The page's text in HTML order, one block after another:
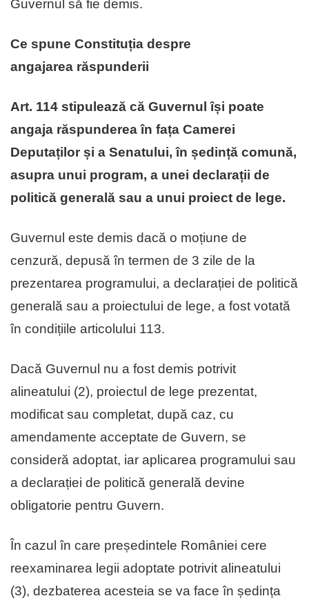
Guvernul să fie demis.
Ce spune Constituția despre
angajarea răspunderii
Art. 114 stipulează că Guvernul își poate
angaja răspunderea în fața Camerei
Deputaților și a Senatului, în ședință comună,
asupra unui program, a unei declarații de
politică generală sau a unui proiect de lege.
Guvernul este demis dacă o moțiune de
cenzură, depusă în termen de 3 zile de la
prezentarea programului, a declarației de politică
generală sau a proiectului de lege, a fost votată
în condițiile articolului 113.
Dacă Guvernul nu a fost demis potrivit
alineatului (2), proiectul de lege prezentat,
modificat sau completat, după caz, cu
amendamente acceptate de Guvern, se
consideră adoptat, iar aplicarea programului sau
a declarației de politică generală devine
obligatorie pentru Guvern.
În cazul în care președintele României cere
reexaminarea legii adoptate potrivit alineatului
(3), dezbaterea acesteia se va face în ședința